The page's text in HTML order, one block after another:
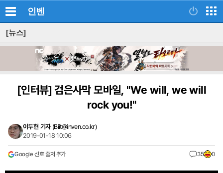
인벤
[뉴스]
[인터뷰]검은사막 모바일, "We will, we will
rock you!"
이두현 기자 (Biit@inven.co.kr)
2019-01-18 10:06
Google 선호 출처 추가 35 0